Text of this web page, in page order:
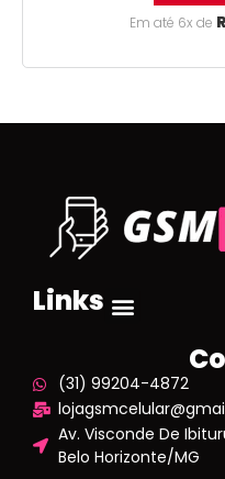
Em até 6x de
Links
(31) 99204-4872
Av. Visconde De
Belo Horizonte/MG